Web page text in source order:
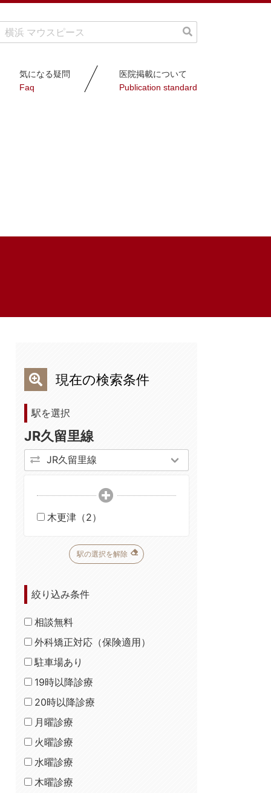
気になる疑問
Faq
医院掲載について
Publication standard
現在の検索条件
駅を選択
JR久留里線
木更津（2）
駅の選択を解除
絞り込み条件
相談無料
外科矯正対応（保険適用）
駐車場あり
19時以降診療
20時以降診療
月曜診療
火曜診療
水曜診療
木曜診療